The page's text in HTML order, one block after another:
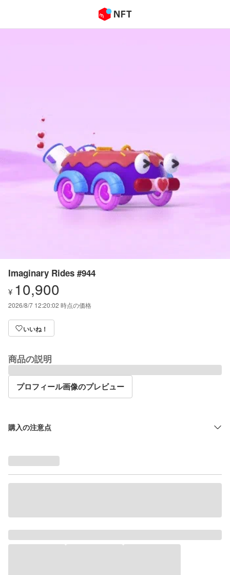
Imaginary Rides #944
¥ 10,900
2026/8/7 12:20:02 時点の価格
いいね！
商品の説明
プロフィール画像のプレビュー
購入の注意点